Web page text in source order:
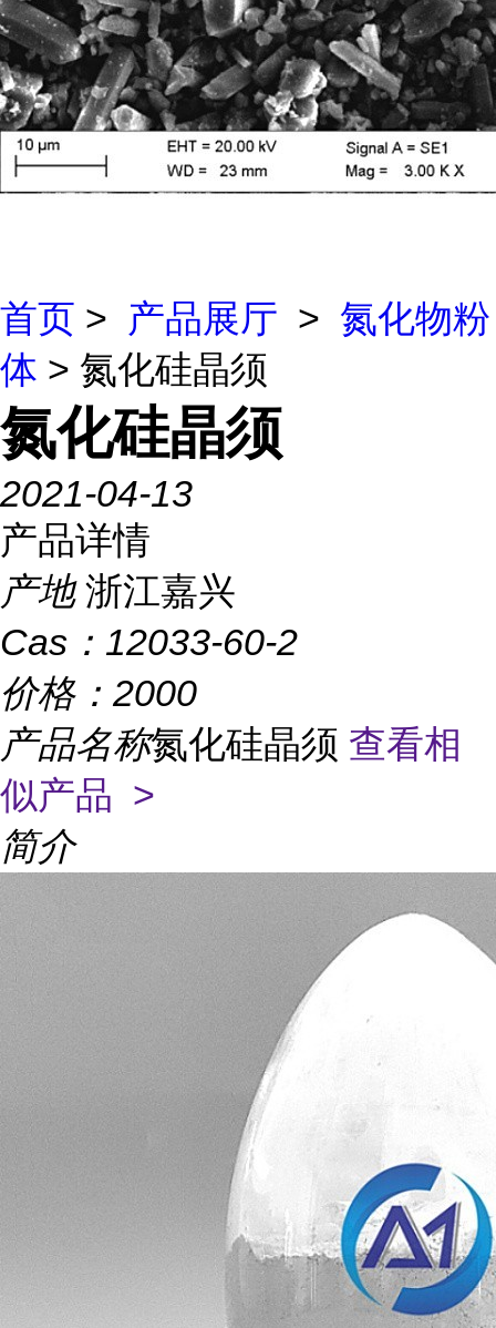
首页 > 产品展厅 > 氮化物粉
体 > 氮化硅晶须
氮化硅晶须
2021-04-13
产品详情
产地 浙江嘉兴
Cas： 12033-60-2
价格： 2000
产品名称氮化硅晶须 查看相
似产品 >
简介